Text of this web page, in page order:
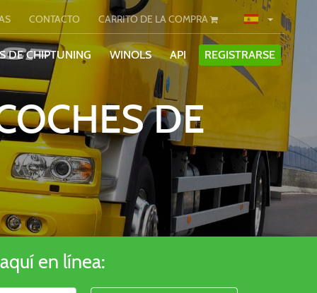
CONTACTO CARRITO DE LA COMPRA
DE CHIPTUNING WINOLS API REGISTRARSE
DE
en línea: